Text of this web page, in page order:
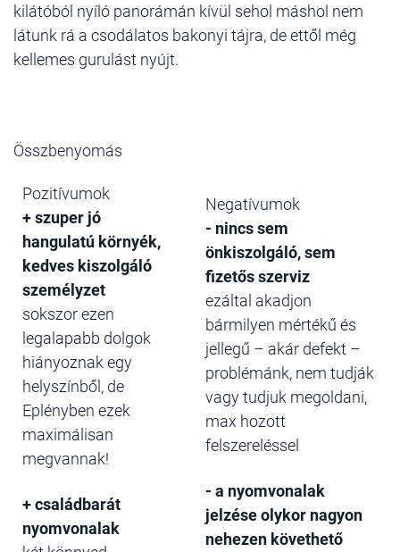
kilátóból nyíló panorámán kívül sehol máshol nem
látunk rá a csodálatos bakonyi tájra, de ettől még
kellemes gurulást nyújt.
Összbenyomás
Pozitívumok
+ szuper jó
hangulatú környék,
kedves kiszolgáló
személyzet
sokszor ezen
legalapabb dolgok
hiányoznak egy
helyszínből, de
Eplényben ezek
maximálisan
megvannak!
+ családbarát
nyomvonalak
Negatívumok
- nincs sem
önkiszolgáló, sem
fizetős szerviz
ezáltal akadjon
bármilyen mértékű és
jellegű – akár defekt –
problémánk, nem tudják
vagy tudjuk megoldani,
max hozott
felszereléssel
- a nyomvonalak
jelzése olykor nagyon
nehezen követhető